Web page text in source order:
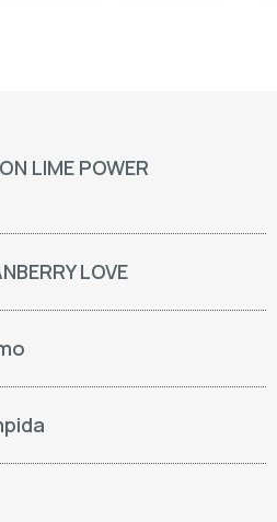
LIME POWER
LOVE